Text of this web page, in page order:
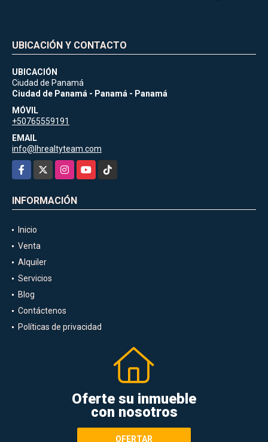
UBICACIÓN Y CONTACTO
UBICACIÓN
Ciudad de Panamá
Ciudad de Panamá - Panamá - Panamá
MÓVIL
+50765559191
EMAIL
info@lhrealtyteam.com
Facebook
InstagramYouTubeTikTok
INFORMACIÓN
Inicio
Venta
Alquiler
Servicios
Blog
Contáctenos
Políticas de privacidad
Oferte su inmueble
con nosotros
OFERTAR